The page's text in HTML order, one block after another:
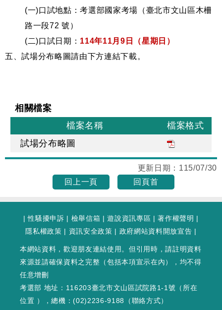
(一)口試地點：考選部國家考場（臺北市文山區木柵
路一段72 號）
(二)口試日期： 114年11月9日（星期日）
五、試場分布略圖請由下方連結下載。
相關檔案
檔案名稱
檔案格式
試場分布略圖
更新日期： 115/07/30
回上一頁
回頁首
|性騷擾申訴 | 檢舉信箱 |遊說資訊專區 |著作權聲明 |
隱私權政策 | 資訊安全政策 | 政府網站資料開放宣告 |
本網站資料，歡迎朋友連結使用。但引用時，請註明資料
來源並請確保資料之完整（包括本項宣示在內），均不得
任意增刪
考選部 地址：116203臺北市文山區試院路1-1號（ 所在
位置 ），總機：(02)2236-9188（聯絡方式）